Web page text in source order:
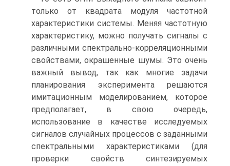
только от квадрата модуля частотной
характеристики системы. Меняя частотную
характеристику, можно получать сигналы с
различными спектрально-корреляционными
свойствами, окрашенные шумы. Это очень
важный вывод, так как многие задачи
планирования эксперимента решаются
имитационным моделированием, которое
предполагает, в свою очередь,
использование в качестве исследуемых
сигналов случайных процессов с заданными
спектральными характеристиками (для
проверки свойств синтезируемых